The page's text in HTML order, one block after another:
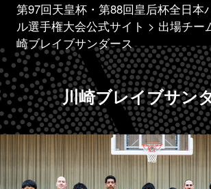
第97回天皇杯・第88回皇后杯全日本
ル選手権大会公式サイト
出場チー
崎ブレイブサンダース
川崎ブレイブサン